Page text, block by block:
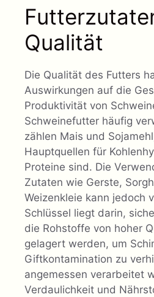
Qualität
Die Qualität des Futters
Auswirkungen auf die
Produktivität von
Schweinefutter häufig
zählen Mais und
Hauptquellen für
Proteine sind. Die
Zutaten wie Gerste,
Weizenkleie kann jedoch
Schlüssel liegt darin,
die Rohstoffe von hoher
gelagert werden, um
Giftkontamination zu
angemessen verarbeitet
Verdaulichkeit und